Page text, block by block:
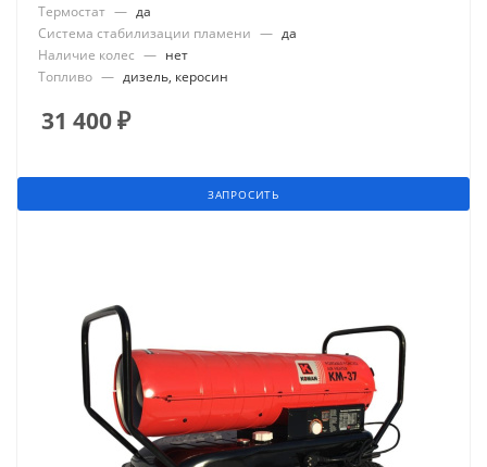
Термостат — да
Система стабилизации пламени — да
Наличие колес — нет
Топливо — дизель, керосин
31 400₽
ЗАПРОСИТЬ